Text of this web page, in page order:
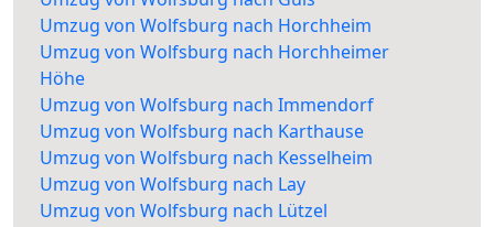
Umzug von Wolfsburg nach Horchheim
Umzug von Wolfsburg nach Horchheimer
Höhe
Umzug von Wolfsburg nach Immendorf
Umzug von Wolfsburg nach Karthause
Umzug von Wolfsburg nach Kesselheim
Umzug von Wolfsburg nach Lay
Umzug von Wolfsburg nach Lützel